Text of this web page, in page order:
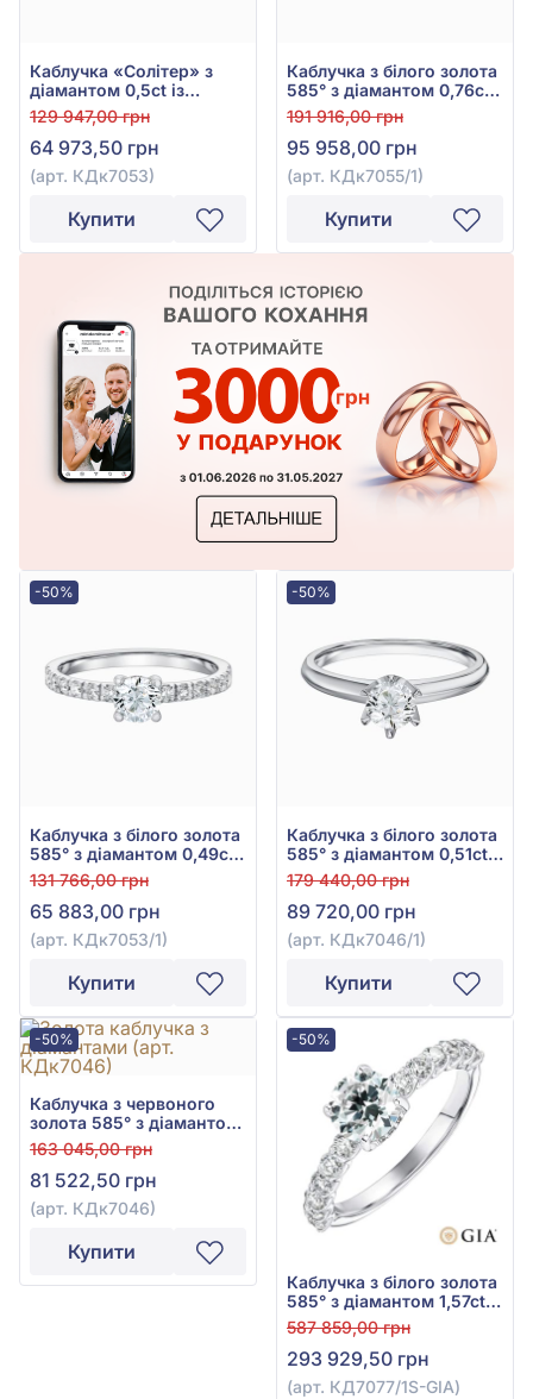
Каблучка «Солітер» з
діамантом 0,5ct із
червоного золота 585°,
арт. КДк7053
129 947,00 грн
64 973,50 грн
(арт. КДк7053)
Купити
Каблучка з білого золота
585° з діамантом 0,76ct,
арт. КДк7055/1
191 916,00 грн
95 958,00 грн
(арт. КДк7055/1)
Купити
-50%
Каблучка з білого золота
585° з діамантом 0,49ct,
арт. КДк7053/1
131 766,00 грн
65 883,00 грн
(арт. КДк7053/1)
Купити
-50%
Каблучка з білого золота
585° з діамантом 0,51ct,
арт. КДк7046/1
179 440,00 грн
89 720,00 грн
(арт. КДк7046/1)
Купити
-50%
Каблучка з червоного
золота 585° з діамантом
0,5ct, арт. КДк7046
163 045,00 грн
81 522,50 грн
(арт. КДк7046)
Купити
-50%
Каблучка з білого золота
585° з діамантом 1,57ct,
арт. КД7077/1S-GIA
587 859,00 грн
293 929,50 грн
(арт. КД7077/1S-GIA)